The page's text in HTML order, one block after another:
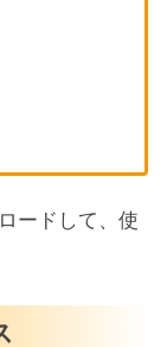
ードして、使